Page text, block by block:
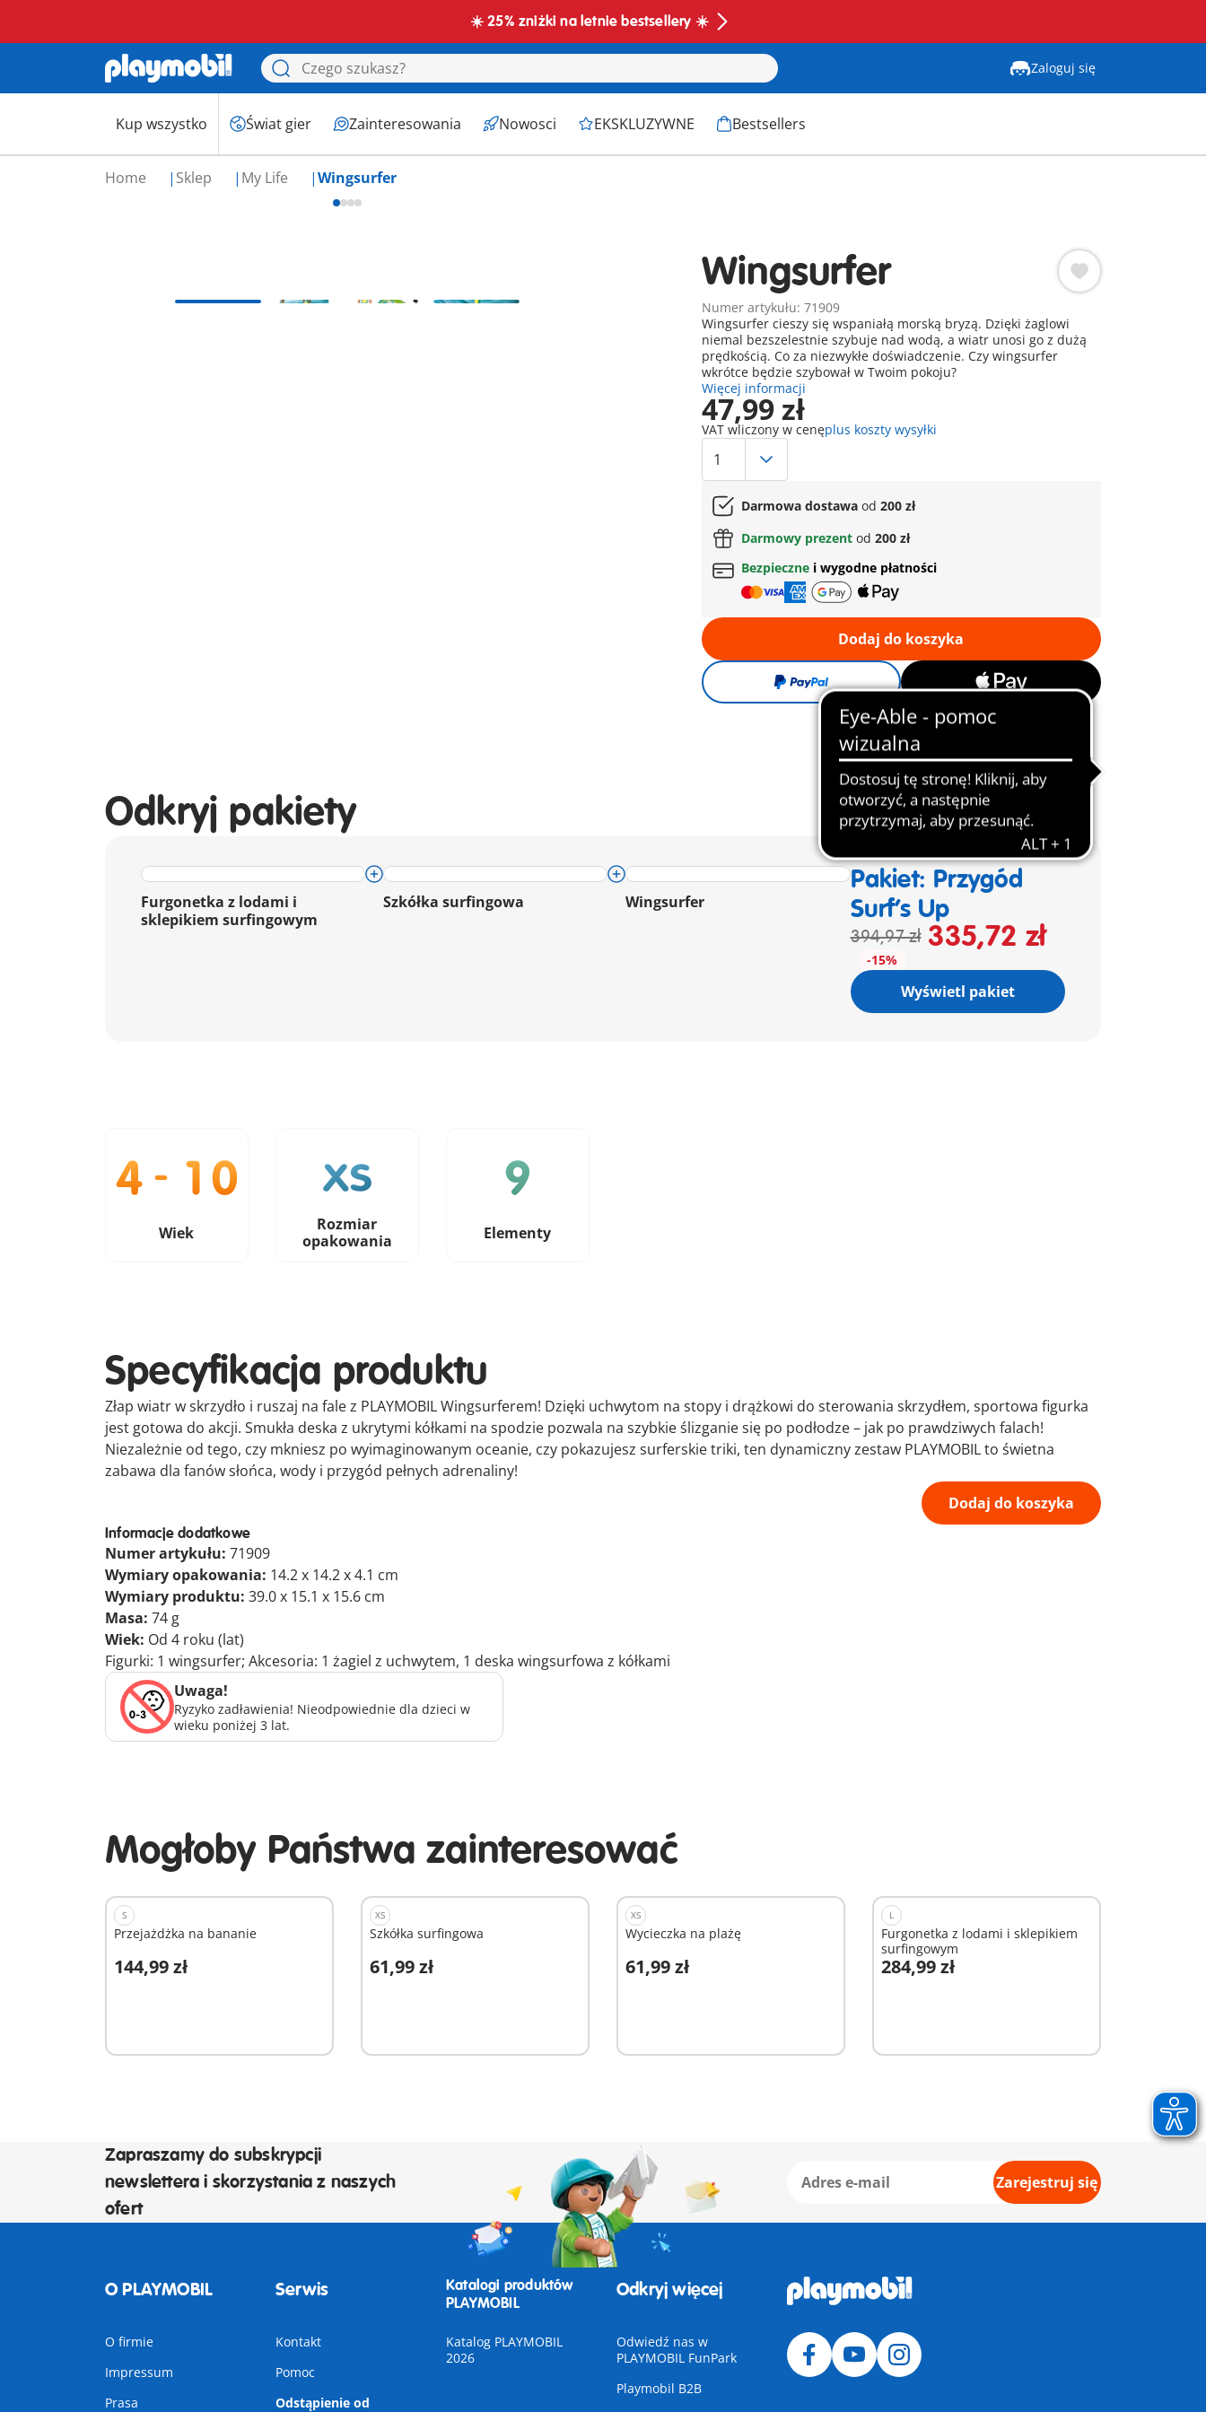
☀️ 25% zniżki na letnie bestsellery ☀️
Zaloguj się
Kup wszystko Świat gier Zainteresowania Nowosci EKSKLUZYWNE Bestsellers
Home Sklep My Life Wingsurfer
Wingsurfer
Numer artykułu: 71909
Wingsurfer cieszy się wspaniałą morską bryzą. Dzięki żaglowi
niemal bezszelestnie szybuje nad wodą, a wiatr unosi go z dużą
prędkością. Co za niezwykłe doświadczenie. Czy wingsurfer
wkrótce będzie szybował w Twoim pokoju?
Więcej informacji
47,99 zł
VAT wliczony w cenęplus koszty wysyłki
Darmowa dostawaod 200 zł
Darmowy prezentod 200 zł
Bezpieczne i wygodne płatności
Dodaj do koszyka
Odkryj pakiety
Furgonetka z lodami i
sklepikiem surfingowym
Szkółka surfingowa Wingsurfer
Pakiet: Przygód
Surf’s Up
394,97 zł 335,72 zł
-15%
Wyświetl pakiet
Wiek
Rozmiar
opakowania
Elementy
Specyfikacja produktu
Złap wiatr w skrzydło i ruszaj na fale z PLAYMOBIL Wingsurferem! Dzięki uchwytom na stopy i drążkowi do sterowania skrzydłem, sportowa figurka
jest gotowa do akcji. Smukła deska z ukrytymi kółkami na spodzie pozwala na szybkie ślizganie się po podłodze – jak po prawdziwych falach!
Niezależnie od tego, czy mkniesz po wyimaginowanym oceanie, czy pokazujesz surferskie triki, ten dynamiczny zestaw PLAYMOBIL to świetna
zabawa dla fanów słońca, wody i przygód pełnych adrenaliny!
Dodaj do koszyka
Informacje dodatkowe
Numer artykułu: 71909
Wymiary opakowania: 14.2 x 14.2 x 4.1 cm
Wymiary produktu: 39.0 x 15.1 x 15.6 cm
Masa: 74 g
Wiek: Od 4 roku (lat)
Figurki: 1 wingsurfer; Akcesoria: 1 żagiel z uchwytem, 1 deska wingsurfowa z kółkami
Uwaga!
Ryzyko zadławienia! Nieodpowiednie dla dzieci w
wieku poniżej 3 lat.
Mogłoby Państwa zainteresować
S
Przejażdżka na bananie
144,99 zł
Dodaj do koszyka
XS
Szkółka surfingowa
61,99 zł
Dodaj do koszyka
XS
Wycieczka na plażę
61,99 zł
Dodaj do koszyka
L
Furgonetka z lodami i sklepikiem
surfingowym
284,99 zł
Dodaj do koszyka
Zapraszamy do subskrypcji
newslettera i skorzystania z naszych
ofert
Zarejestruj się
O PLAYMOBIL
O firmie
Impressum
Prasa
Serwis
Kontakt
Pomoc
Odstąpienie od
Katalogi produktów
PLAYMOBIL
Katalog PLAYMOBIL
2026
Odkryj więcej
Odwiedź nas w
PLAYMOBIL FunPark
Playmobil B2B